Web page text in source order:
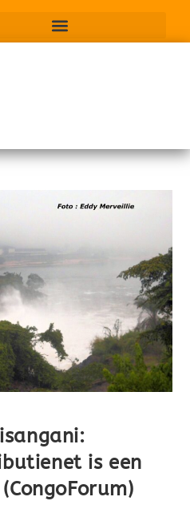
is een